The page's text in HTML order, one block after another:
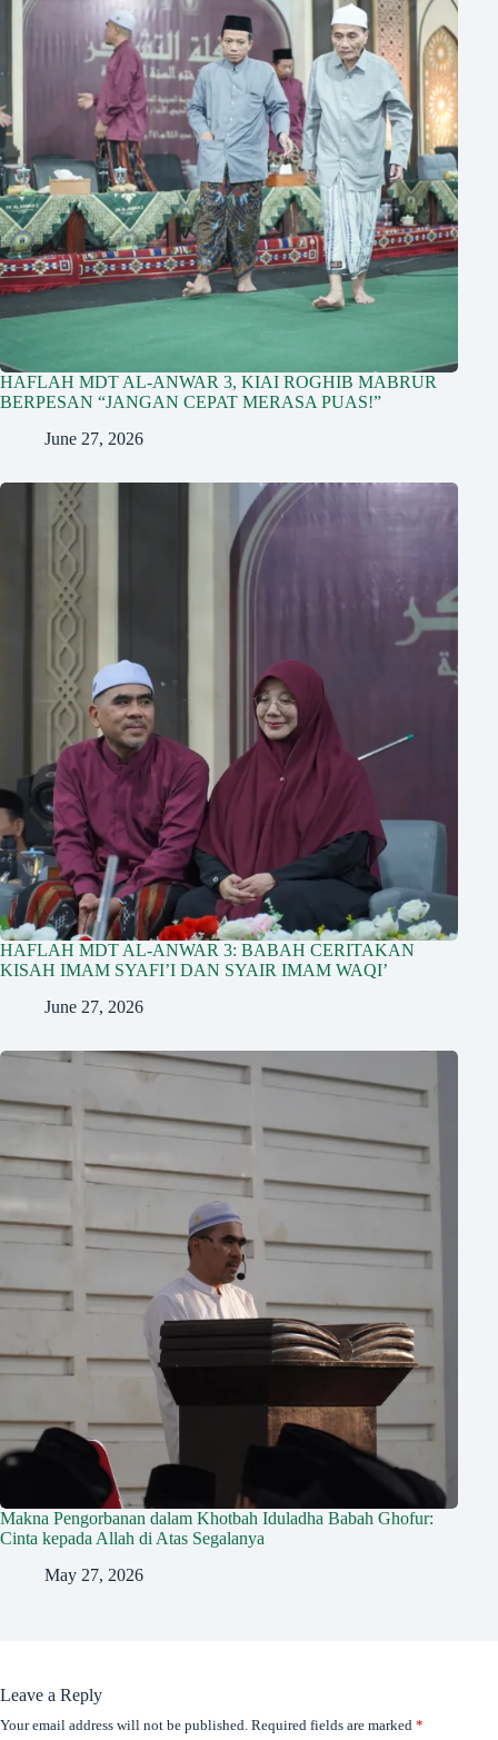
HAFLAH MDT AL-ANWAR 3, KIAI ROGHIB MABRUR
BERPESAN “JANGAN CEPAT MERASA PUAS!”
June 27, 2026
HAFLAH MDT AL-ANWAR 3: BABAH CERITAKAN
KISAH IMAM SYAFI’I DAN SYAIR IMAM WAQI’
June 27, 2026
Makna Pengorbanan dalam Khotbah Iduladha Babah Ghofur:
Cinta kepada Allah di Atas Segalanya
May 27, 2026
Leave a Reply
Your email address will not be published. Required fields are marked *